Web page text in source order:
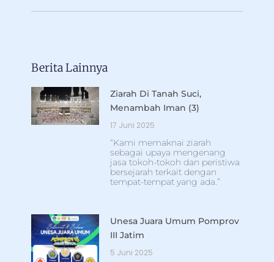
Berita Lainnya
Ziarah Di Tanah Suci,
Menambah Iman (3)
17 Juni 2025
“Kami memaknai ziarah
sebagai upaya mengenang
jasa tokoh-tokoh dan peristiwa
bersejarah terkait dengan
tempat-tempat yang ada.”
Unesa Juara Umum Pomprov
III Jatim
5 Juni 2025